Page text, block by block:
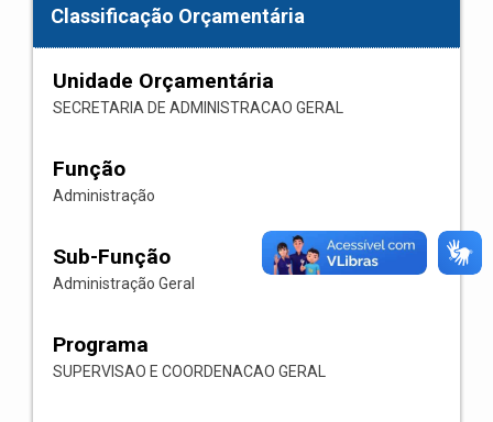
Classificação Orçamentária
Unidade Orçamentária
SECRETARIA DE ADMINISTRACAO GERAL
Função
Administração
Sub-Função
Administração Geral
Programa
SUPERVISAO E COORDENACAO GERAL